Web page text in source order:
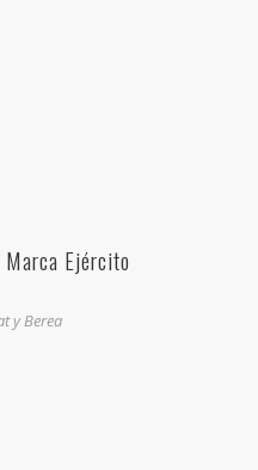
Ejército
y Berea